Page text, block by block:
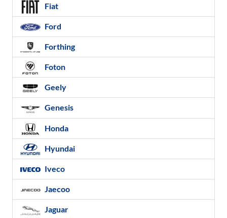
Fiat
Ford
Forthing
Foton
Geely
Genesis
Honda
Hyundai
Iveco
Jaecoo
Jaguar